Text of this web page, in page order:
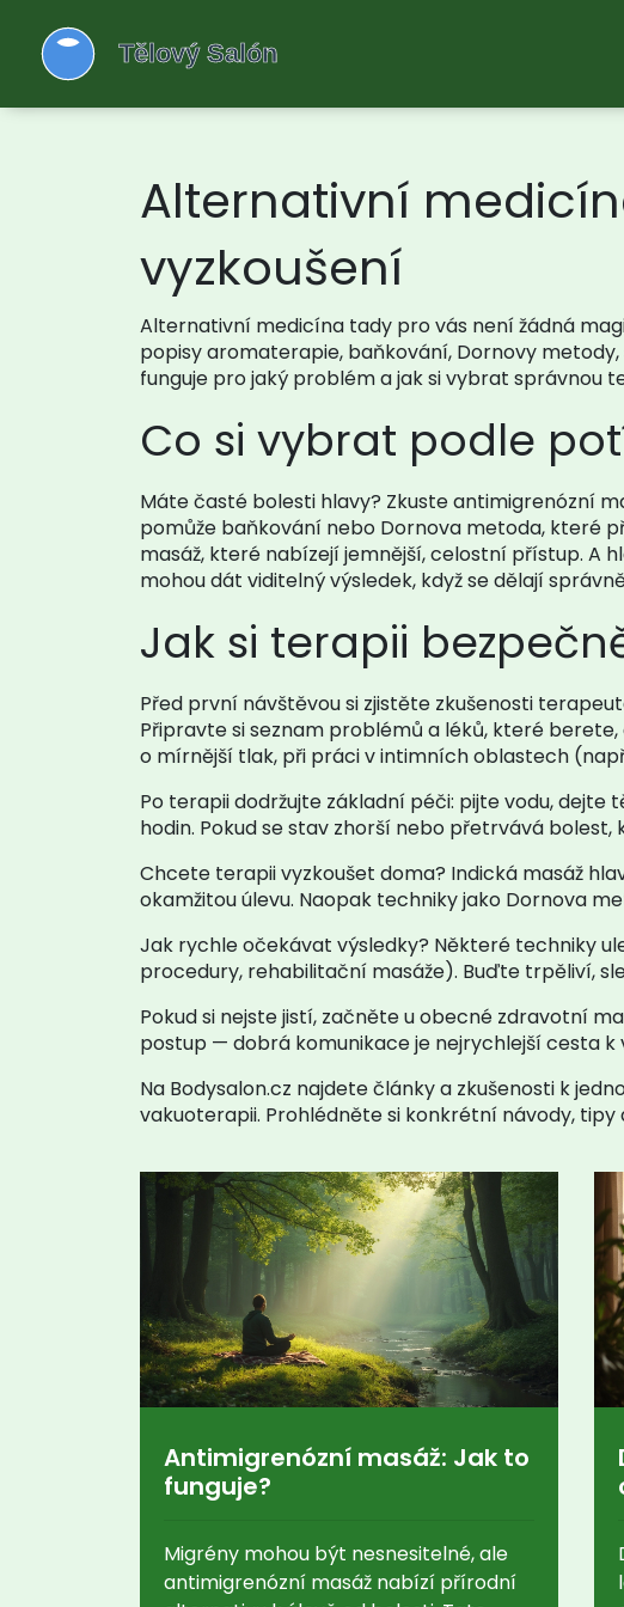
Alternativní
vyzkoušení
Alternativní medicína tady pro vás není žádná
popisy aromaterapie, baňkování, Dornovy
funguje pro jaký problém a jak si vybrat správnou
Co si vybrat podle
Máte časté bolesti hlavy? Zkuste antimigrenózní
pomůže baňkování nebo Dornova metoda, které
masáž, které nabízejí jemnější, celostní přístup. A
mohou dát viditelný výsledek, když se dělají
Jak si terapii
Před první návštěvou si zjistěte zkušenosti
Připravte si seznam problémů a léků, které
o mírnější tlak, při práci v intimních oblastech
Po terapii dodržujte základní péči: pijte vodu,
hodin. Pokud se stav zhorší nebo přetrvává
Chcete terapii vyzkoušet doma? Indická masáž
okamžitou úlevu. Naopak techniky jako Dornova
Jak rychle očekávat výsledky? Některé techniky
procedury, rehabilitační masáže). Buďte trpěliví,
Pokud si nejste jistí, začněte u obecné zdravotní
postup — dobrá komunikace je nejrychlejší cesta k
Na Bodysalon.cz najdete články a zkušenosti k
vakuoterapii. Prohlédněte si konkrétní návody,
Antimigrenózní masáž: Jak to
funguje?
Migrény mohou být nesnesitelné, ale
antimigrenózní masáž nabízí přírodní